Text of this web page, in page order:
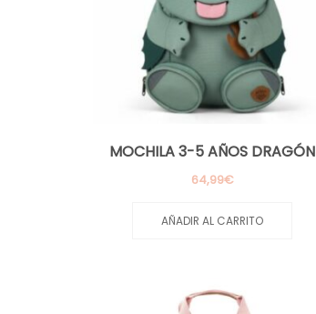
MOCHILA 3-5 AÑOS DRAGÓN
64,99€
AÑADIR AL CARRITO